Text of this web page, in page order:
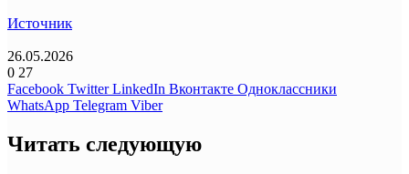
Источник
26.05.2026
0 27
Facebook Twitter LinkedIn Вконтакте Одноклассники
WhatsApp Telegram Viber
Читать следующую